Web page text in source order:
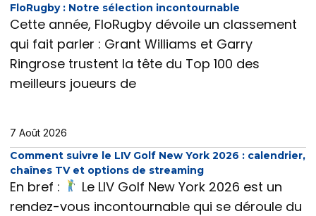
FloRugby : Notre sélection incontournable
Cette année, FloRugby dévoile un classement
qui fait parler : Grant Williams et Garry
Ringrose trustent la tête du Top 100 des
meilleurs joueurs de
7 Août 2026
Comment suivre le LIV Golf New York 2026 : calendrier,
chaînes TV et options de streaming
En bref :
Le LIV Golf New York 2026 est un
rendez-vous incontournable qui se déroule du